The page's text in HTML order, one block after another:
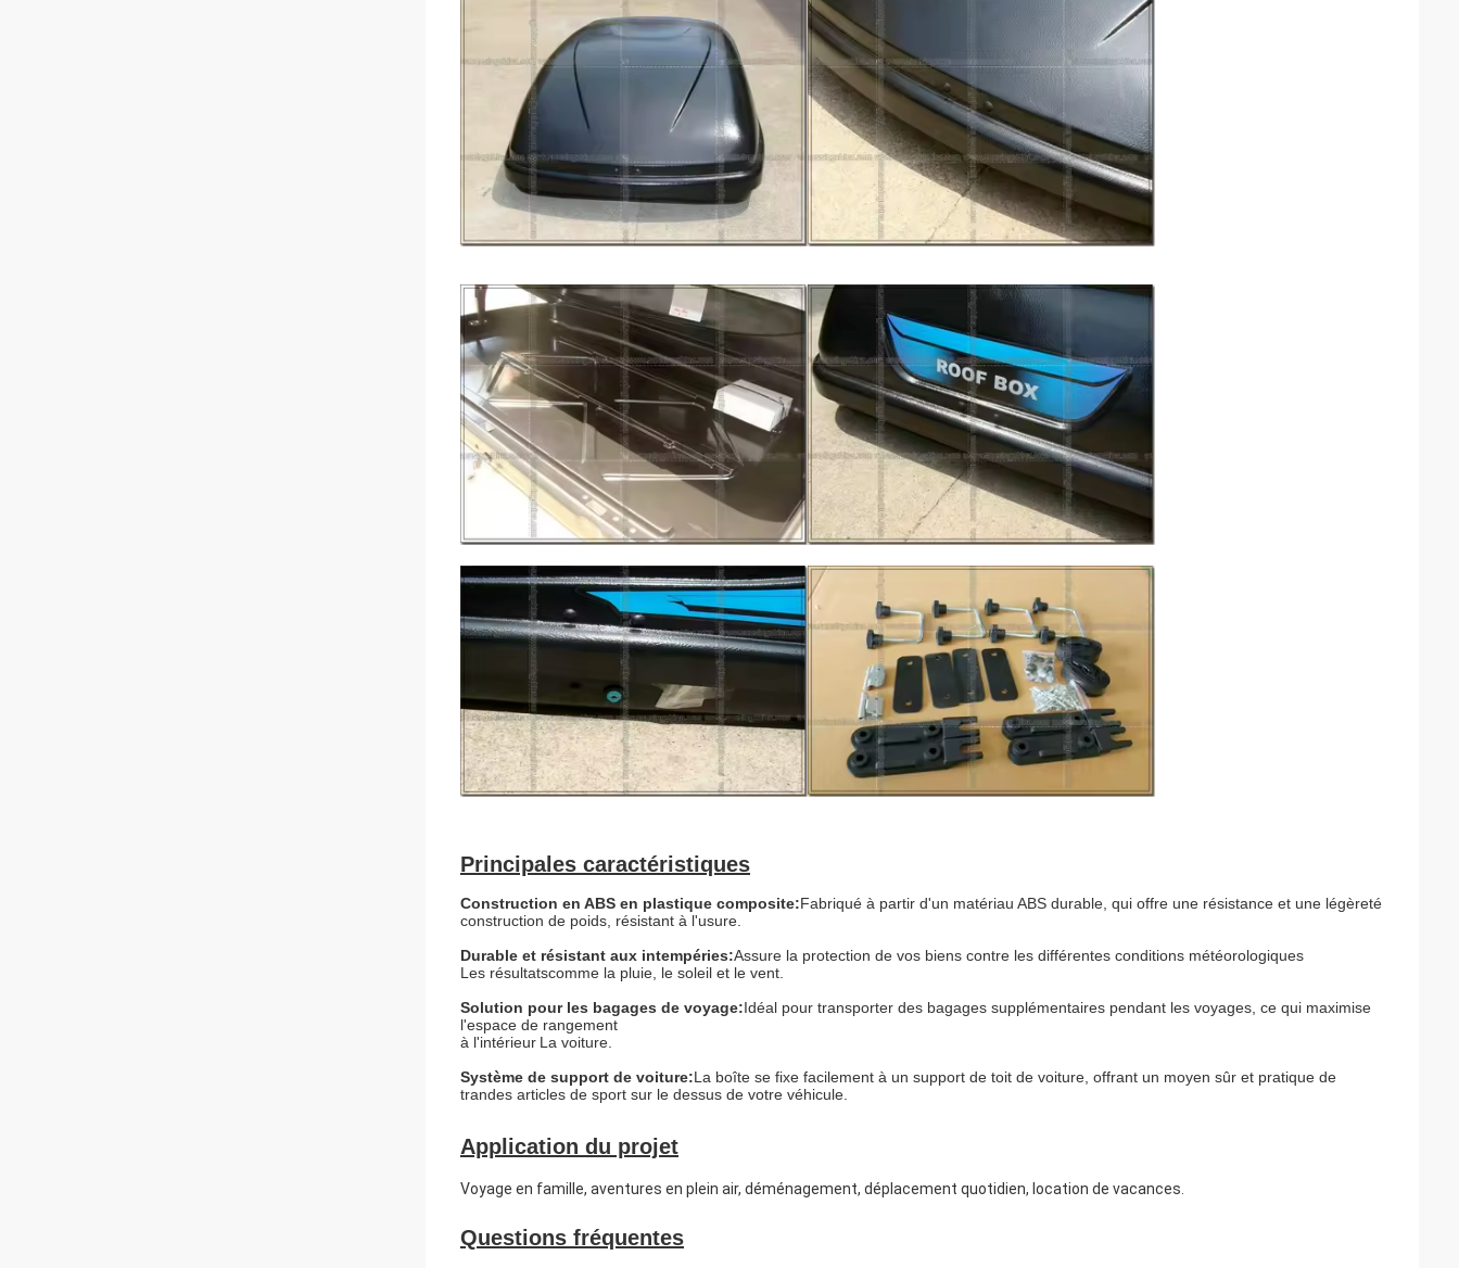
Principales caractéristiques
Construction en ABS en plastique composite:Fabriqué à partir d'un matériau ABS durable, qui offre une résistance et une légèreté
construction de poids, résistant à l'usure.
Durable et résistant aux intempéries:Assure la protection de vos biens contre les différentes conditions météorologiques
Les résultatscomme la pluie, le soleil et le vent.
Solution pour les bagages de voyage:Idéal pour transporter des bagages supplémentaires pendant les voyages, ce qui maximise
l'espace de rangement
à l'intérieur La voiture.
Système de support de voiture:La boîte se fixe facilement à un support de toit de voiture, offrant un moyen sûr et pratique de
trandes articles de sport sur le dessus de votre véhicule.
Application du projet
Voyage en famille, aventures en plein air, déménagement, déplacement quotidien, location de vacances.
Questions fréquentes